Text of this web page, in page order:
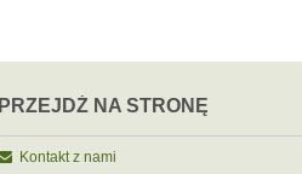
PRZEJDŹ NA STRONĘ
Kontakt z nami